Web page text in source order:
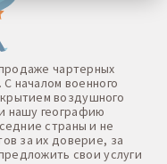
чартерных
началом военного
воздушного
нашу географию
страны и не
за их доверие, за
свои услуги